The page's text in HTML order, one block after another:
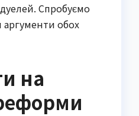
Спробуємо
аргументи обох
на